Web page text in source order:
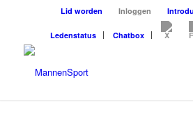
Lid worden Inloggen
Ledenstatus Chatbox